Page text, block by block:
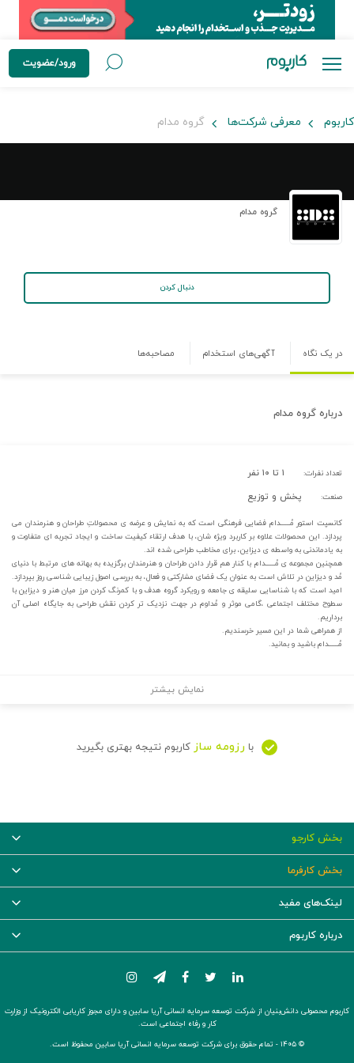
ورود/عضویت
کاربوم معرفی شرکت‌ها گروه مدام
گروه مدام
دنبال کردن
در یک نگاه آگهی‌های استخدام مصاحبه‌ها
درباره گروه مدام
تعداد نفرات: ۱ تا ۱۰ نفر
صنعت: پخش و توزیع
کانسپت استور مُــــــدام فضایی فرهنگی است که به نمایش و عرضه ی محصولاتِ طراحان و هنرمندان می
پردازد. این محصولات علاوه بر کاربرد ویژه شان، با هدف ارتقاء کیفیت ساخت و ایجاد تجربه ای متفاوت و
به یادماندنی به واسطه ی دیزاین، برای مخاطب طراحی شده اند.
همچنین مجموعه ی مُــــــدام با کنار هم قرار دادن طراحان و هنرمندان برگزیده به بهانه های مرتبط با دنیای
مُد و دیزاین در تلاش است به عنوان یک فضای مشارکتی و فعال، به بررسی اصول زیبایی شناسی روز بپردازد.
امید است که با شناسایی سلیقه ی جامعه و رویکرد گروه هدف و با کمرنگ کردن مرز میان هنر و دیزاین با
سطوح مختلف اجتماعی ،گامی موثر و مُداوم در جهت نزدیک تر کردن نقش طراحی به جایگاه اصلی آن
برداریم.
از همراهی شما در این مسیر خرسندیم.
مُــــــدام باشید و بمانید.
نمایش بیشتر
با رزومه ساز کاربوم نتیجه بهتری بگیرید
بخش کارجو
بخش کارفرما
لینک‌های مفید
درباره کاربوم
کاربوم محصولی دانش‌بنیان از شرکت توسعه سرمایه انسانی آریا سابین و دارای مجوز کاریابی الکترونیک از وزارت
کار و رفاه اجتماعی است.
© ۱۴۰۵ -
تمام حقوق برای شرکت توسعه سرمایه انسانی آریا سابین محفوظ است.